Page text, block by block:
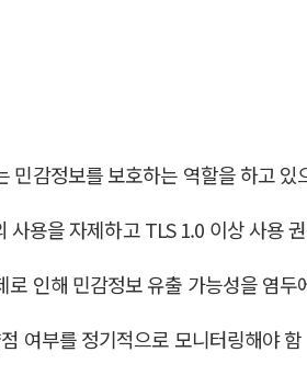
민감정보를 보호하는 역할을 하고
사용을 자제하고 TLS 1.0 이상 사용
인해 민감정보 유출 가능성을 염
여부를 정기적으로 모니터링해야 함